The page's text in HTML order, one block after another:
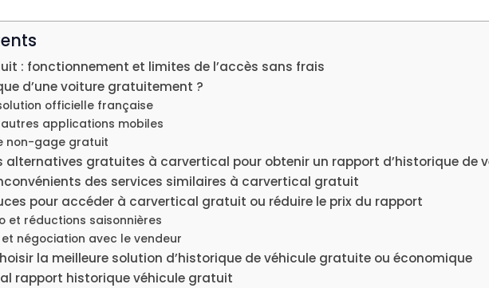
: fonctionnement et limites de l’accès sans frais
d’une voiture gratuitement ?
officielle française
applications mobiles
non-gage gratuit
alternatives gratuites à carvertical pour obtenir un rapport d’historique de
des services similaires à carvertical gratuit
pour accéder à carvertical gratuit ou réduire le prix du rapport
et réductions saisonnières
négociation avec le vendeur
la meilleure solution d’historique de véhicule gratuite ou économique
rapport historique véhicule gratuit